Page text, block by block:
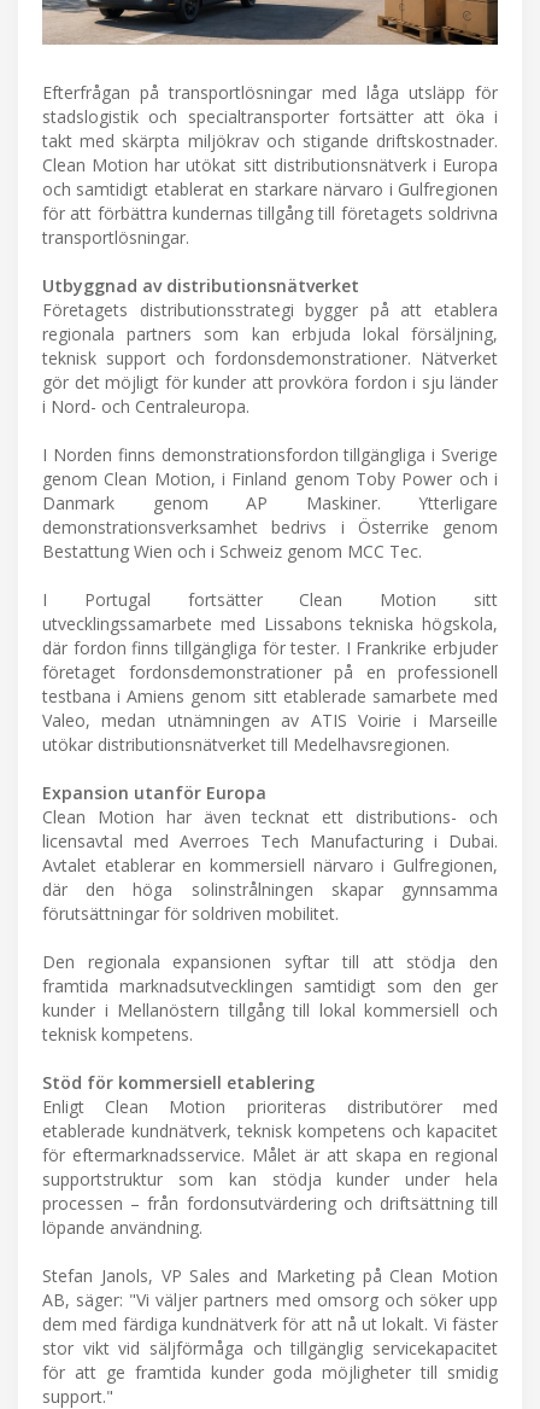
Efterfrågan på transportlösningar med låga utsläpp för
stadslogistik och specialtransporter fortsätter att öka i
takt med skärpta miljökrav och stigande driftskostnader.
Clean Motion har utökat sitt distributionsnätverk i Europa
och samtidigt etablerat en starkare närvaro i Gulfregionen
för att förbättra kundernas tillgång till företagets soldrivna
transportlösningar.
Utbyggnad av distributionsnätverket
Företagets distributionsstrategi bygger på att etablera
regionala partners som kan erbjuda lokal försäljning,
teknisk support och fordonsdemonstrationer. Nätverket
gör det möjligt för kunder att provköra fordon i sju länder
i Nord- och Centraleuropa.
I Norden finns demonstrationsfordon tillgängliga i Sverige
genom Clean Motion, i Finland genom Toby Power och i
Danmark genom AP Maskiner. Ytterligare
demonstrationsverksamhet bedrivs i Österrike genom
Bestattung Wien och i Schweiz genom MCC Tec.
I Portugal fortsätter Clean Motion sitt
utvecklingssamarbete med Lissabons tekniska högskola,
där fordon finns tillgängliga för tester. I Frankrike erbjuder
företaget fordonsdemonstrationer på en professionell
testbana i Amiens genom sitt etablerade samarbete med
Valeo, medan utnämningen av ATIS Voirie i Marseille
utökar distributionsnätverket till Medelhavsregionen.
Expansion utanför Europa
Clean Motion har även tecknat ett distributions- och
licensavtal med Averroes Tech Manufacturing i Dubai.
Avtalet etablerar en kommersiell närvaro i Gulfregionen,
där den höga solinstrålningen skapar gynnsamma
förutsättningar för soldriven mobilitet.
Den regionala expansionen syftar till att stödja den
framtida marknadsutvecklingen samtidigt som den ger
kunder i Mellanöstern tillgång till lokal kommersiell och
teknisk kompetens.
Stöd för kommersiell etablering
Enligt Clean Motion prioriteras distributörer med
etablerade kundnätverk, teknisk kompetens och kapacitet
för eftermarknadsservice. Målet är att skapa en regional
supportstruktur som kan stödja kunder under hela
processen – från fordonsutvärdering och driftsättning till
löpande användning.
Stefan Janols, VP Sales and Marketing på Clean Motion
AB, säger: "Vi väljer partners med omsorg och söker upp
dem med färdiga kundnätverk för att nå ut lokalt. Vi fäster
stor vikt vid säljförmåga och tillgänglig servicekapacitet
för att ge framtida kunder goda möjligheter till smidig
support."